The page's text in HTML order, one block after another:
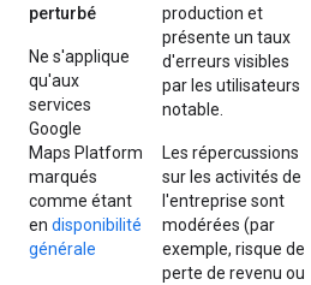
perturbé
Ne s'applique
qu'aux
services
Google
Maps Platform
marqués
comme étant
en disponibilité
générale
production et
présente un taux
d'erreurs visibles
par les utilisateurs
notable.
Les répercussions
sur les activités de
l'entreprise sont
modérées (par
exemple, risque de
perte de revenu ou